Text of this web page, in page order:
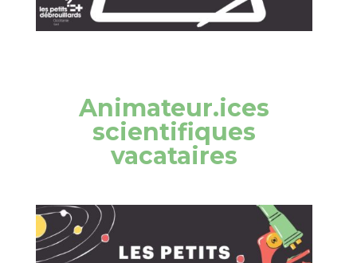
Animateur.ices
scientifiques
vacataires